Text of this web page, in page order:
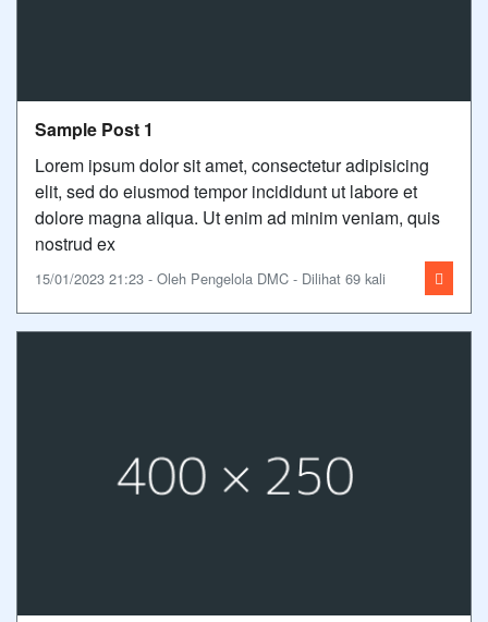
Sample Post 1
Lorem ipsum dolor sit amet, consectetur adipisicing
elit, sed do eiusmod tempor incididunt ut labore et
dolore magna aliqua. Ut enim ad minim veniam, quis
nostrud ex
15/01/2023 21:23 - Oleh Pengelola DMC - Dilihat 69 kali